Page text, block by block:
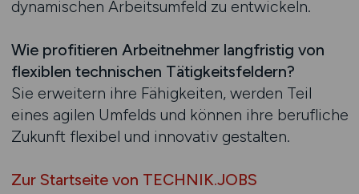
dynamischen Arbeitsumfeld zu entwickeln.
Wie profitieren Arbeitnehmer langfristig von
flexiblen technischen Tätigkeitsfeldern?
Sie erweitern ihre Fähigkeiten, werden Teil
eines agilen Umfelds und können ihre berufliche
Zukunft flexibel und innovativ gestalten.
Zur Startseite von TECHNIK.JOBS